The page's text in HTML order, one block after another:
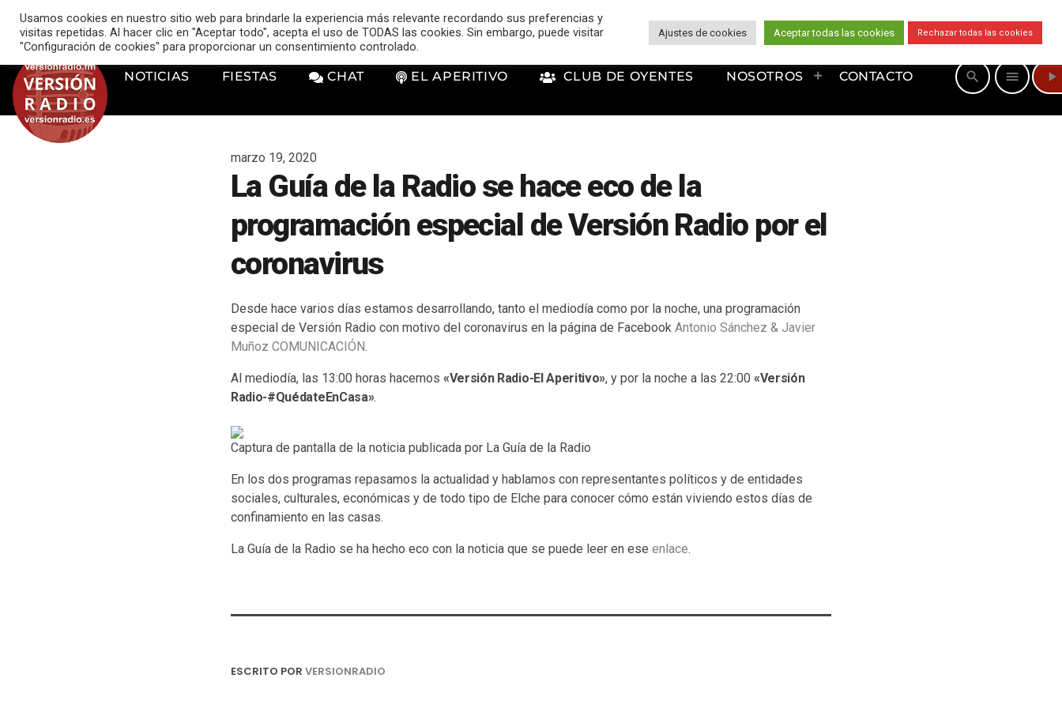
music_note VERSIÓN RADIO
NOTICIAS FIESTAS CHAT EL APERITIVO CLUB DE OYENTES NOSOTROS CONTACTO search menu play_arrow
marzo 19, 2020
La Guía de la Radio se hace eco de la
programación especial de Versión Radio por el
coronavirus
Desde hace varios días estamos desarrollando, tanto el mediodía como por la noche, una programación
especial de Versión Radio con motivo del coronavirus en la página de Facebook Antonio Sánchez & Javier
Muñoz COMUNICACIÓN.
Al mediodía, las 13:00 horas hacemos «Versión Radio-El Aperitivo», y por la noche a las 22:00«Versión
Radio-#QuédateEnCasa».
Captura de pantalla de la noticia publicada por La Guía de la Radio
En los dos programas repasamos la actualidad y hablamos con representantes políticos y de entidades
sociales, culturales, económicas y de todo tipo de Elche para conocer cómo están viviendo estos días de
confinamiento en las casas.
La Guía de la Radio se ha hecho eco con la noticia que se puede leer en ese enlace.
ESCRITO POR VERSIONRADIO
Usamos cookies en nuestro sitio web para brindarle la experiencia más relevante recordando sus preferencias y
visitas repetidas. Al hacer clic en "Aceptar todo", acepta el uso de TODAS las cookies. Sin embargo, puede visitar
"Configuración de cookies" para proporcionar un consentimiento controlado.
Ajustes de cookies Aceptar todas las cookies Rechazar todas las cookies